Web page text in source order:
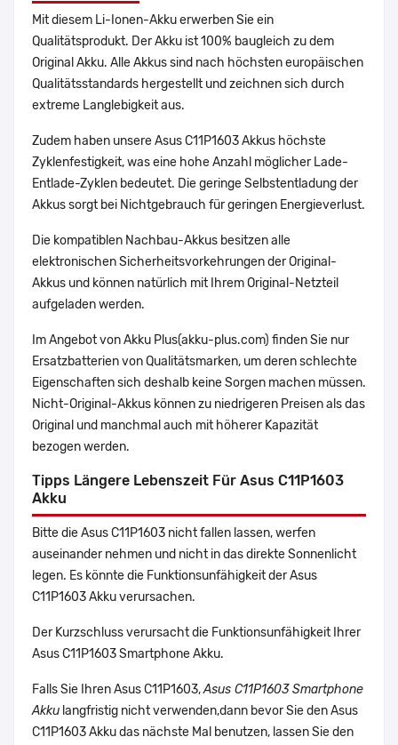
Mit diesem Li-Ionen-Akku erwerben Sie ein
Qualitätsprodukt. Der Akku ist 100% baugleich zu dem
Original Akku. Alle Akkus sind nach höchsten europäischen
Qualitätsstandards hergestellt und zeichnen sich durch
extreme Langlebigkeit aus.
Zudem haben unsere Asus C11P1603 Akkus höchste
Zyklenfestigkeit, was eine hohe Anzahl möglicher Lade-
Entlade-Zyklen bedeutet. Die geringe Selbstentladung der
Akkus sorgt bei Nichtgebrauch für geringen Energieverlust.
Die kompatiblen Nachbau-Akkus besitzen alle
elektronischen Sicherheitsvorkehrungen der Original-
Akkus und können natürlich mit Ihrem Original-Netzteil
aufgeladen werden.
Im Angebot von Akku Plus(akku-plus.com) finden Sie nur
Ersatzbatterien von Qualitätsmarken, um deren schlechte
Eigenschaften sich deshalb keine Sorgen machen müssen.
Nicht-Original-Akkus können zu niedrigeren Preisen als das
Original und manchmal auch mit höherer Kapazität
bezogen werden.
Tipps Längere Lebenszeit Für Asus C11P1603
Akku
Bitte die Asus C11P1603 nicht fallen lassen, werfen
auseinander nehmen und nicht in das direkte Sonnenlicht
legen. Es könnte die Funktionsunfähigkeit der Asus
C11P1603 Akku verursachen.
Der Kurzschluss verursacht die Funktionsunfähigkeit Ihrer
Asus C11P1603 Smartphone Akku.
Falls Sie Ihren Asus C11P1603,Asus C11P1603 Smartphone
Akku langfristig nicht verwenden,dann bevor Sie den Asus
C11P1603 Akku das nächste Mal benutzen, lassen Sie den